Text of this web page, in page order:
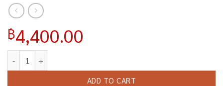
฿4,400.00
ADD TO CART